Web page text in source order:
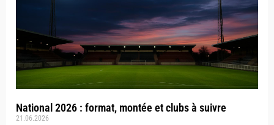
National 2026 : format, montée et clubs à suivre
21.06.2026